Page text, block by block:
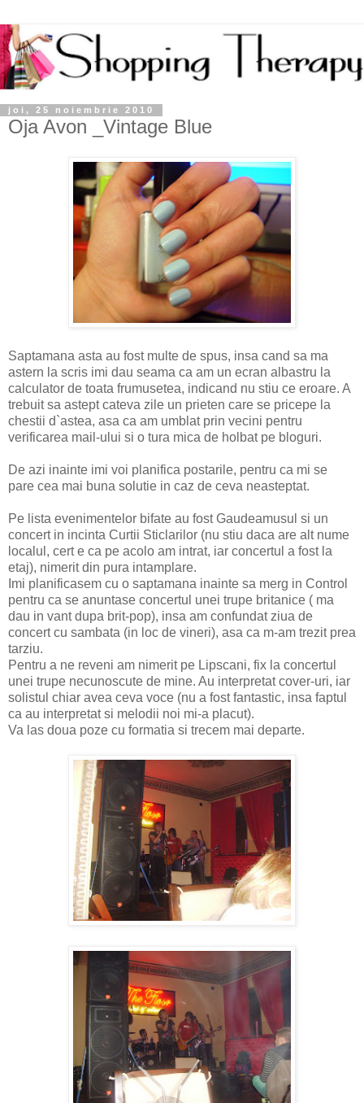
joi, 25 noiembrie 2010
Oja Avon _Vintage Blue
Saptamana asta au fost multe de spus, insa cand sa ma
astern la scris imi dau seama ca am un ecran albastru la
calculator de toata frumusetea, indicand nu stiu ce eroare. A
trebuit sa astept cateva zile un prieten care se pricepe la
chestii d`astea, asa ca am umblat prin vecini pentru
verificarea mail-ului si o tura mica de holbat pe bloguri.
De azi inainte imi voi planifica postarile, pentru ca mi se
pare cea mai buna solutie in caz de ceva neasteptat.
Pe lista evenimentelor bifate au fost Gaudeamusul si un
concert in incinta Curtii Sticlarilor (nu stiu daca are alt nume
localul, cert e ca pe acolo am intrat, iar concertul a fost la
etaj), nimerit din pura intamplare.
Imi planificasem cu o saptamana inainte sa merg in Control
pentru ca se anuntase concertul unei trupe britanice ( ma
dau in vant dupa brit-pop), insa am confundat ziua de
concert cu sambata (in loc de vineri), asa ca m-am trezit prea
tarziu.
Pentru a ne reveni am nimerit pe Lipscani, fix la concertul
unei trupe necunoscute de mine. Au interpretat cover-uri, iar
solistul chiar avea ceva voce (nu a fost fantastic, insa faptul
ca au interpretat si melodii noi mi-a placut).
Va las doua poze cu formatia si trecem mai departe.